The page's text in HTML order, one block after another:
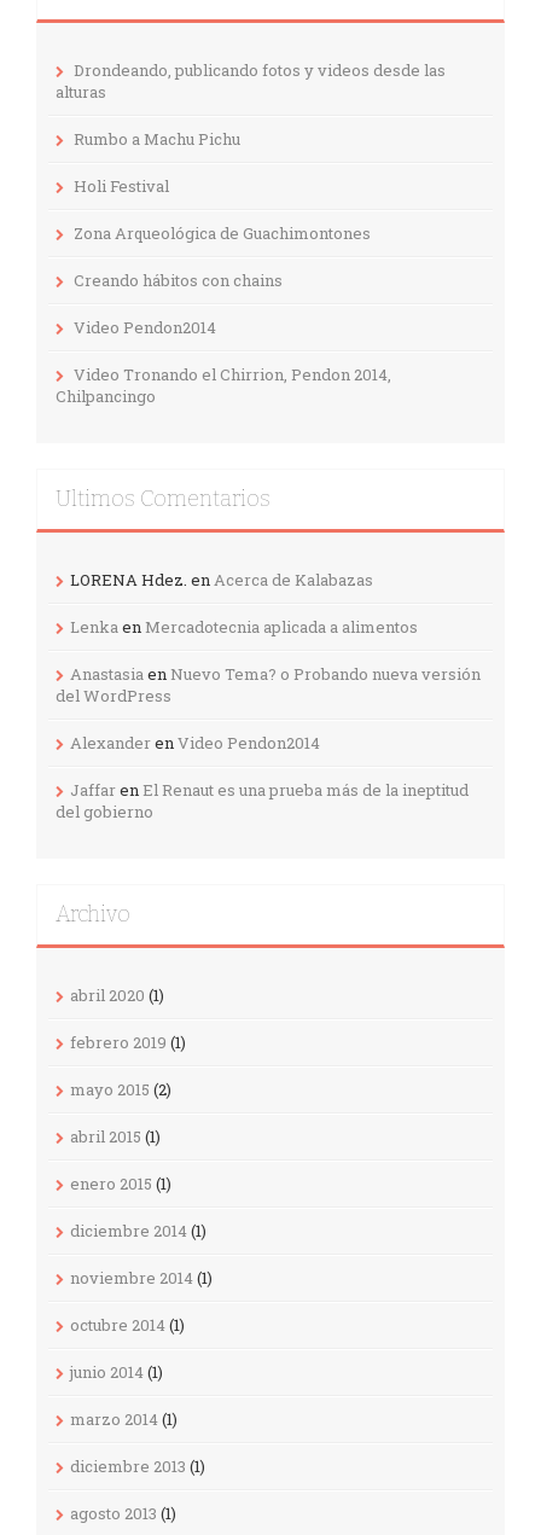
Drondeando, publicando fotos y videos desde las
alturas
Rumbo a Machu Pichu
Holi Festival
Zona Arqueológica de Guachimontones
Creando hábitos con chains
Video Pendon2014
Video Tronando el Chirrion, Pendon 2014,
Chilpancingo
Ultimos Comentarios
LORENA Hdez. enAcerca de Kalabazas
Lenkaen Mercadotecnia aplicada a alimentos
Anastasiaen Nuevo Tema? o Probando nueva versión
del WordPress
AlexanderenVideo Pendon2014
JaffarenEl Renaut es una prueba más de la ineptitud
del gobierno
Archivo
abril 2020 (1)
febrero 2019 (1)
mayo 2015 (2)
abril 2015 (1)
enero 2015 (1)
diciembre 2014(1)
noviembre 2014(1)
octubre 2014(1)
junio 2014(1)
marzo 2014(1)
diciembre 2013 (1)
agosto 2013 (1)